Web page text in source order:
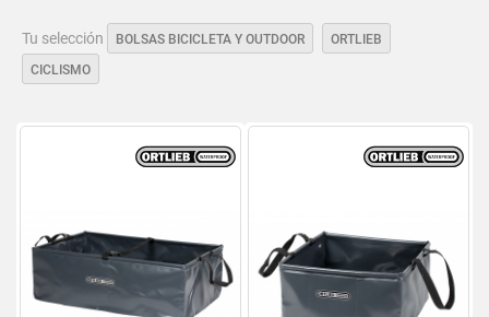
Tu selección BOLSAS BICICLETA Y OUTDOOR
ORTLIEB
CICLISMO